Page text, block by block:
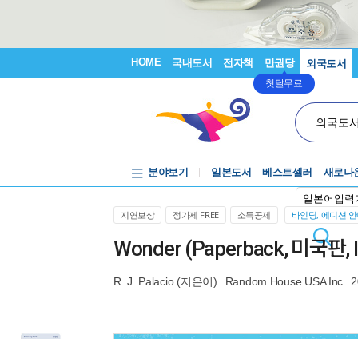
HOME 국내도서 전자책 만권당
첫달무료
외국도서
외국도
일본어입력
분야보기 일본도서 베스트셀러 새로나
지연보상 정가제 FREE 소득공제 바인딩, 에디션
Wonder (Paperback, 미국판
R. J. Palacio(지은이) Random House USA Inc